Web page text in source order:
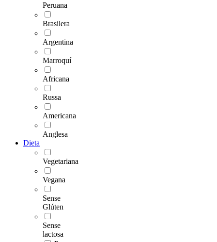
Peruana
Brasilera
Argentina
Marroquí
Africana
Russa
Americana
Anglesa
Dieta
Vegetariana
Vegana
Sense
Glúten
Sense
lactosa